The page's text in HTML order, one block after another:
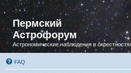
Пермский
Астрофорум
Астрономические наблюдения в
FAQ